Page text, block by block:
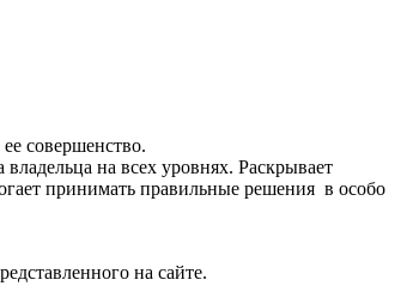
совершенство.
на всех уровнях. Раскрывает
принимать правильные решения в особо
на сайте.